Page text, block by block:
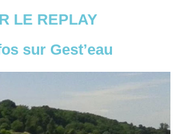
LE REPLAY
sur Gest’eau